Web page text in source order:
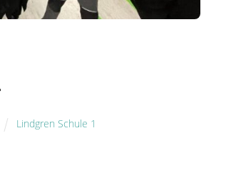
Lindgren Schule 1